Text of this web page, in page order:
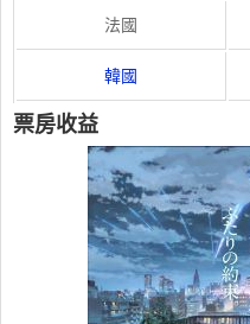
法國
韓國
票房收益